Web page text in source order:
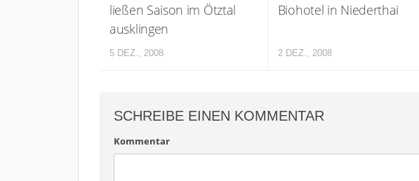
ließen Saison im Ötztal
ausklingen
5 DEZ., 2008
Biohotel in Niederthai
2 DEZ., 2008
SCHREIBE EINEN KOMMENTAR
Kommentar